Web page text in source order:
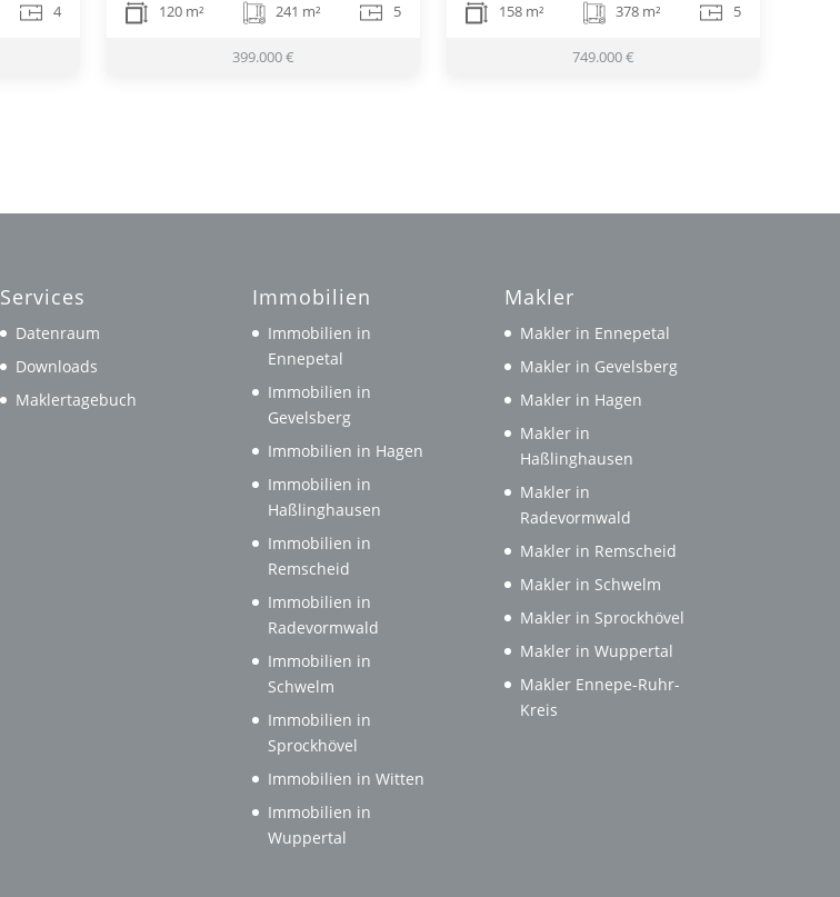
4 120 m² 241 m² 5
399.000 €
158 m² 378 m² 5
749.000 €
Services
Datenraum
Downloads
Maklertagebuch
Immobilien
Immobilien in
Ennepetal
Immobilien in
Gevelsberg
Immobilien in Hagen
Immobilien in
Haßlinghausen
Immobilien in
Remscheid
Immobilien in
Radevormwald
Immobilien in
Schwelm
Immobilien in
Sprockhövel
Immobilien in Witten
Immobilien in
Wuppertal
Makler
Makler in Ennepetal
Makler in Gevelsberg
Makler in Hagen
Makler in
Haßlinghausen
Makler in
Radevormwald
Makler in Remscheid
Makler in Schwelm
Makler in Sprockhövel
Makler in Wuppertal
Makler Ennepe-Ruhr-
Kreis